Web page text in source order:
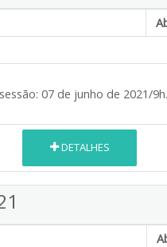
07 de junho de 2021/9h.
DETALHES